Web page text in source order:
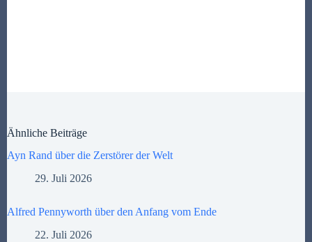
Ähnliche Beiträge
Ayn Rand über die Zerstörer der Welt
29. Juli 2026
Alfred Pennyworth über den Anfang vom Ende
22. Juli 2026